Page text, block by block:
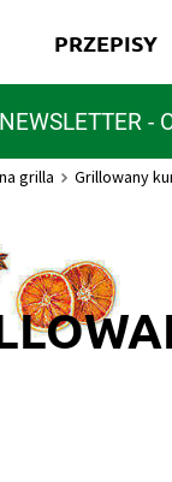
NEWSLETTER
PRZEPISY
grilla Grillowany